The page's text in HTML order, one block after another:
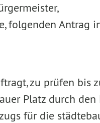
folgenden Antrag
zu prüfen bis
Platz durch
für die